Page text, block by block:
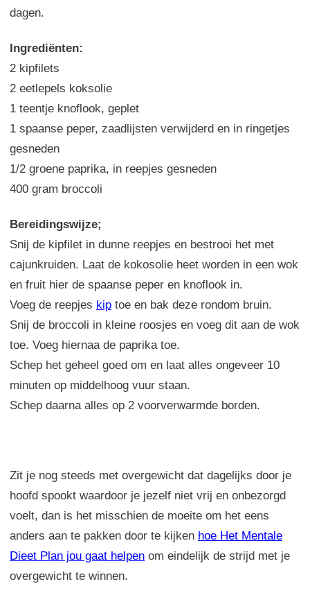
dagen.
Ingrediënten:
2 kipfilets
2 eetlepels koksolie
1 teentje knoflook, geplet
1 spaanse peper, zaadlijsten verwijderd en in ringetjes
gesneden
1/2 groene paprika, in reepjes gesneden
400 gram broccoli
Bereidingswijze;
Snij de kipfilet in dunne reepjes en bestrooi het met
cajunkruiden. Laat de kokosolie heet worden in een wok
en fruit hier de spaanse peper en knoflook in.
Voeg de reepjes kip toe en bak deze rondom bruin.
Snij de broccoli in kleine roosjes en voeg dit aan de wok
toe. Voeg hiernaa de paprika toe.
Schep het geheel goed om en laat alles ongeveer 10
minuten op middelhoog vuur staan.
Schep daarna alles op 2 voorverwarmde borden.
Zit je nog steeds met overgewicht dat dagelijks door je
hoofd spookt waardoor je jezelf niet vrij en onbezorgd
voelt, dan is het misschien de moeite om het eens
anders aan te pakken door te kijken hoe Het Mentale
Dieet Plan jou gaat helpen om eindelijk de strijd met je
overgewicht te winnen.